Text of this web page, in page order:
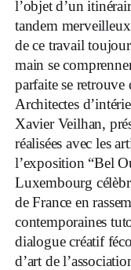
l’objet d’un
tandem
de ce travail
main se
parfaite se retrouve
Architectes
Xavier Veilhan,
réalisées avec les
l’exposition “Bel
Luxembourg
de France en
contemporaines
dialogue créatif
d’art de